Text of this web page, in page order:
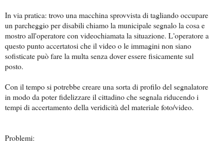
In via pratica: trovo una macchina sprovvista di tagliando occupare
un parcheggio per disabili chiamo la municipale segnalo la cosa e
mostro all'operatore con videochiamata la situazione. L'operatore a
questo punto accertatosi che il video o le immagini non siano
sofisticate può fare la multa senza dover essere fisicamente sul
posto.
Con il tempo si potrebbe creare una sorta di profilo del segnalatore
in modo da poter fidelizzare il cittadino che segnala riducendo i
tempi di accertamento della veridicità del materiale foto/video.
Problemi: